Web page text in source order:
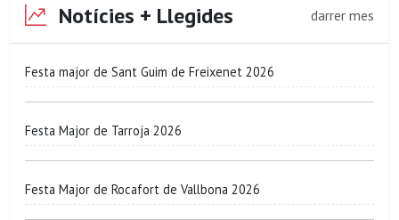
Notícies + Llegides darrer mes
Festa major de Sant Guim de Freixenet 2026
Festa Major de Tarroja 2026
Festa Major de Rocafort de Vallbona 2026